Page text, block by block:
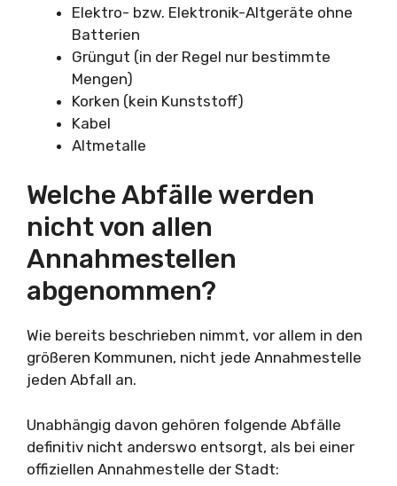
Elektro- bzw. Elektronik-Altgeräte ohne
Batterien
Grüngut (in der Regel nur bestimmte
Mengen)
Korken (kein Kunststoff)
Kabel
Altmetalle
Welche Abfälle werden
nicht von allen
Annahmestellen
abgenommen?
Wie bereits beschrieben nimmt, vor allem in den
größeren Kommunen, nicht jede Annahmestelle
jeden Abfall an.
Unabhängig davon gehören folgende Abfälle
definitiv nicht anderswo entsorgt, als bei einer
offiziellen Annahmestelle der Stadt: